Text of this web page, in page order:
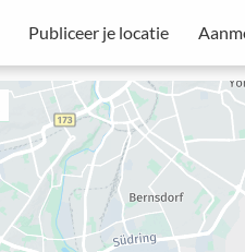
Publiceer je locatie